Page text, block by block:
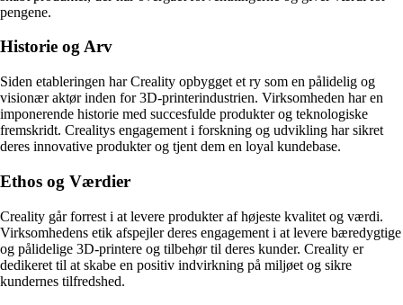
pengene.
Historie og Arv
Siden etableringen har Creality opbygget et ry som en pålidelig og
visionær aktør inden for 3D-printerindustrien. Virksomheden har en
imponerende historie med succesfulde produkter og teknologiske
fremskridt. Crealitys engagement i forskning og udvikling har sikret
deres innovative produkter og tjent dem en loyal kundebase.
Ethos og Værdier
Creality går forrest i at levere produkter af højeste kvalitet og værdi.
Virksomhedens etik afspejler deres engagement i at levere bæredygtige
og pålidelige 3D-printere og tilbehør til deres kunder. Creality er
dedikeret til at skabe en positiv indvirkning på miljøet og sikre
kundernes tilfredshed.